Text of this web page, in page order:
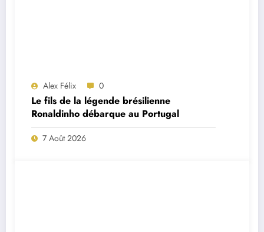
Alex Félix 0
Le fils de la légende brésilienne
Ronaldinho débarque au Portugal
7 Août 2026